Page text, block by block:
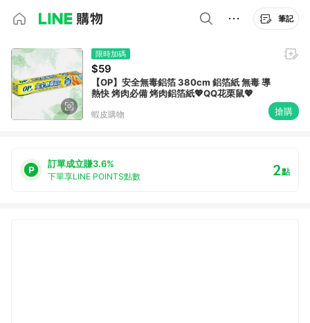
筆記
限時加碼
$59
【OP】安全無毒鋁箔 380cm 鋁箔紙 無毒 導
熱快 烤肉必備 烤肉鋁箔紙💖QQ花栗鼠💖
蝦皮購物 搶購
訂單成立賺3.6%
下單享LINE POINTS點數 2點